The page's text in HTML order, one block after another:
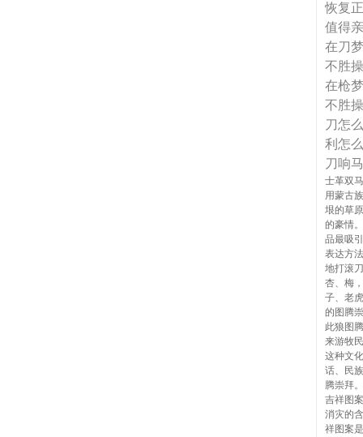
恢复
值得
在刀
不胜
在枪
不胜
刀怎
利怎
刀响
士革双
用蒙古
垠的草
的豪情
品最吸
表达方
地打滚
杏、梅
子、老
的图腾
此狼图
来游牧
这种文
话、民
腾崇拜
吉祥图
消灾的
祥图案